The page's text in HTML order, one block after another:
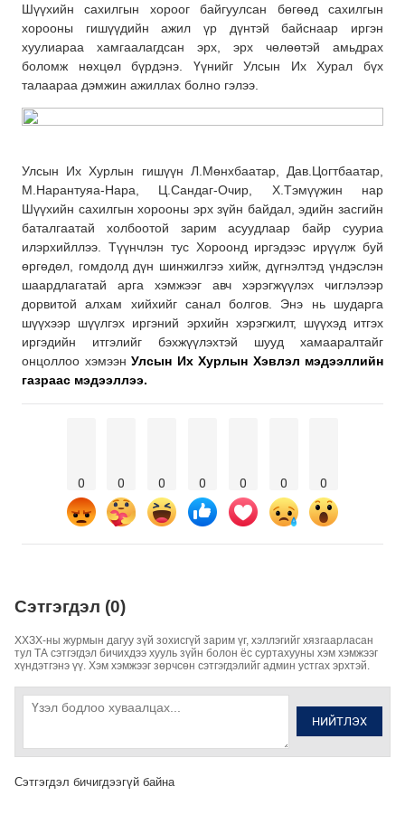
Шүүхийн сахилгын хороог байгуулсан бөгөөд сахилгын
хорооны гишүүдийн ажил үр дүнтэй байснаар иргэн
хуулиараа хамгаалагдсан эрх, эрх чөлөөтэй амьдрах
боломж нөхцөл бүрдэнэ. Үүнийг Улсын Их Хурал бүх
талаараа дэмжин ажиллах болно гэлээ.
Улсын Их Хурлын гишүүн Л.Мөнхбаатар, Дав.Цогтбаатар,
М.Нарантуяа-Нара, Ц.Сандаг-Очир, Х.Тэмүүжин нар
Шүүхийн сахилгын хорооны эрх зүйн байдал, эдийн засгийн
баталгаатай холбоотой зарим асуудлаар байр сууриа
илэрхийллээ. Түүнчлэн тус Хороонд иргэдээс ирүүлж буй
өргөдөл, гомдолд дүн шинжилгээ хийж, дүгнэлтэд үндэслэн
шаардлагатай арга хэмжээг авч хэрэгжүүлэх чиглэлээр
дорвитой алхам хийхийг санал болгов. Энэ нь шударга
шүүхээр шүүлгэх иргэний эрхийн хэрэгжилт, шүүхэд итгэх
иргэдийн итгэлийг бэхжүүлэхтэй шууд хамааралтайг
онцоллоо хэмээн Улсын Их Хурлын Хэвлэл мэдээллийн
газраас мэдээллээ.
0 0 0 0 0 0 0
Сэтгэгдэл (0)
ХХЗХ-ны журмын дагуу зүй зохисгүй зарим үг, хэллэгийг хязгаарласан
тул ТА сэтгэгдэл бичихдээ хууль зүйн болон ёс суртахууны хэм хэмжээг
хүндэтгэнэ үү. Хэм хэмжээг зөрчсөн сэтгэгдэлийг админ устгах эрхтэй.
НИЙТЛЭХ
Сэтгэгдэл бичигдээгүй байна